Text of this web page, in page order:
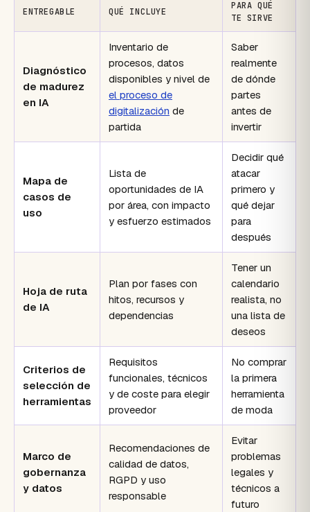
ENTREGABLE QUÉ INCLUYE
PARA QUÉ
TE SIRVE
Diagnóstico
de madurez
en IA
Inventario de
procesos, datos
disponibles y nivel de
el proceso de
digitalización de
partida
Saber
realmente
de dónde
partes
antes de
invertir
Mapa de
casos de
uso
Lista de
oportunidades de IA
por área, con impacto
y esfuerzo estimados
Decidir qué
atacar
primero y
qué dejar
para
después
Hoja de ruta
de IA
Plan por fases con
hitos, recursos y
dependencias
Tener un
calendario
realista, no
una lista de
deseos
Criterios de
selección de
herramientas
Requisitos
funcionales, técnicos
y de coste para elegir
proveedor
No comprar
la primera
herramienta
de moda
Marco de
gobernanza
y datos
Recomendaciones de
calidad de datos,
RGPD y uso
responsable
Evitar
problemas
legales y
técnicos a
futuro